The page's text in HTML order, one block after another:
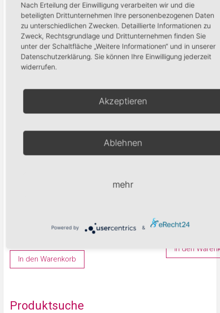
Onlineworkshop
Little Pingu
29,00 €
Online
Workshop
Summer
In den Warenkorb
39,90
In den
Produktsuche
Nach Erteilung der Einwilligung verarbeiten wir und die
beteiligten Drittunternehmen Ihre personenbezogenen Daten
zu unterschiedlichen Zwecken. Detaillierte Informationen zu
Zweck, Rechtsgrundlage und Drittunternehmen finden Sie
unter der Schaltfläche „Weitere Informationen“ und in unserer
Datenschutzerklärung. Sie können Ihre Einwilligung jederzeit
widerrufen.
Akzeptieren
Ablehnen
mehr
Powered by &